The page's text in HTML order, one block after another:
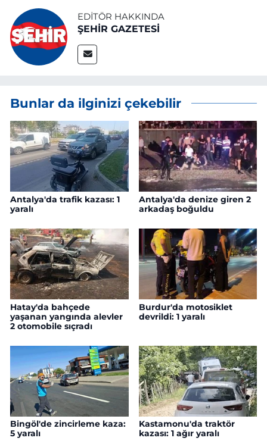
EDITÖR HAKKINDA
ŞEHİR GAZETESİ
Bunlar da ilginizi çekebilir
Antalya'da trafik kazası: 1
yaralı
Antalya'da denize giren 2
arkadaş boğuldu
Hatay'da bahçede
yaşanan yangında alevler
2 otomobile sıçradı
Burdur'da motosiklet
devrildi: 1 yaralı
Bingöl'de zincirleme kaza:
5 yaralı
Kastamonu'da traktör
kazası: 1 ağır yaralı